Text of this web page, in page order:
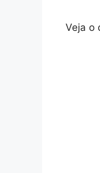
Veja o